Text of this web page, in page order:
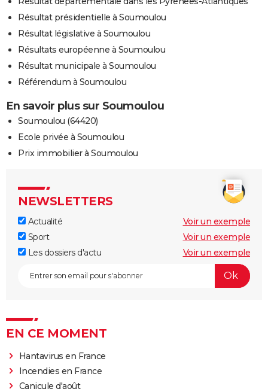
Résultat présidentielle à Soumoulou
Résultat législative à Soumoulou
Résultats européenne à Soumoulou
Résultat municipale à Soumoulou
Référendum à Soumoulou
En savoir plus sur Soumoulou
Soumoulou (64420)
Ecole privée à Soumoulou
Prix immobilier à Soumoulou
NEWSLETTERS
Actualité
Voir un exemple
Sport
Voir un exemple
Les dossiers d'actu
Voir un exemple
EN CE MOMENT
Hantavirus en France
Incendies en France
Canicule d'août